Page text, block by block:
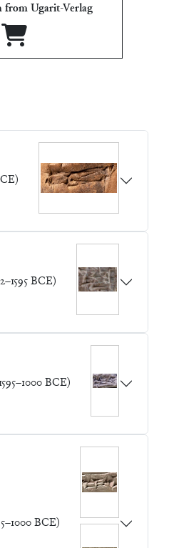
from Ugarit-Verlag
BCE)
BCE)
BCE)